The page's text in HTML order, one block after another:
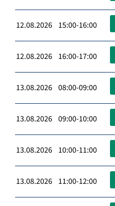
12.08.2026 15:00-16:00
12.08.2026 16:00-17:00
13.08.2026 08:00-09:00
13.08.2026 09:00-10:00
13.08.2026 10:00-11:00
13.08.2026 11:00-12:00